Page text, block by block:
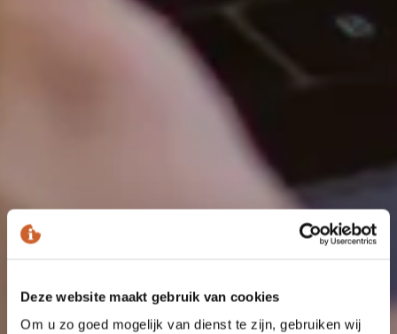
Deze website maakt gebruik van cookies
Om u zo goed mogelijk van dienst te zijn, gebruiken wij